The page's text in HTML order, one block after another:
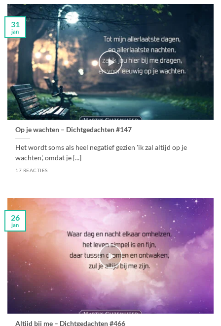
Op je wachten – Dichtgedachten #147
Het wordt soms als heel negatief gezien 'ik zal altijd op je
wachten', omdat je [...]
17 REACTIES
31
jan
Altijd bij me – Dichtgedachten #466
26
jan